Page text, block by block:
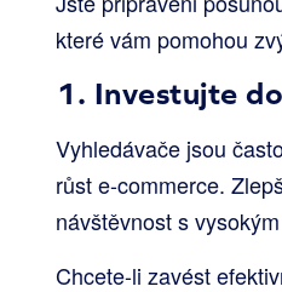
které vám pomohou
1. Investujte
Vyhledávače jsou
růst e-commerce.
návštěvnost s
Chcete-li zavést